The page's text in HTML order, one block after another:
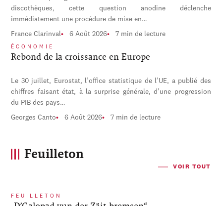
discothèques, cette question anodine déclenche
immédiatement une procédure de mise en…
France Clarinval 6 Août 2026 7 min de lecture
ÉCONOMIE
Rebond de la croissance en Europe
Le 30 juillet, Eurostat, l’office statistique de l’UE, a publié des
chiffres faisant état, à la surprise générale, d’une progression
du PIB des pays…
Georges Canto 6 Août 2026 7 min de lecture
Feuilleton
VOIR TOUT
FEUILLETON